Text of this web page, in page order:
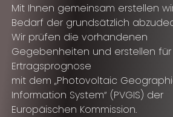
Mit Ihnen gemeinsam erstellen
Bedarf der grundsätzlich
Wir prüfen die vorhandenen
Gegebenheiten und erstellen für
Ertragsprognose
mit dem „Photovoltaic
Information System“ (PVGIS) der
Europäischen Kommission.